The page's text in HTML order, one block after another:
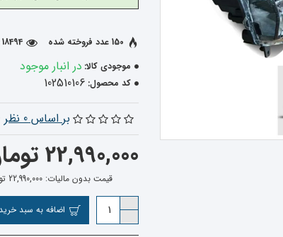
موجودی کالا: در انبار موجود
کد محصول: 102510106
150 عدد فروخته شده 18494 بازدید
بر اساس 0 نظر
22,990,000 تومان
قیمت بدون مالیات: 22,990,000 تومان
اضافه به سبد خرید